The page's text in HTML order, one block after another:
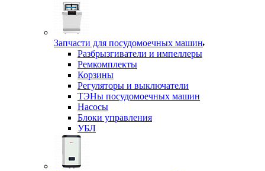
Запчасти для посудомоечных машин
Разбрызгиватели и импеллеры
Ремкомплекты
Корзины
Регуляторы и выключатели
ТЭНы посудомоечных машин
Насосы
Блоки управления
УБЛ